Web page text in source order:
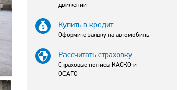
движении
Купить в кредит
Оформите заявку на автомобиль
Рассчитать страховку
Страховые полисы КАСКО и
ОСАГО